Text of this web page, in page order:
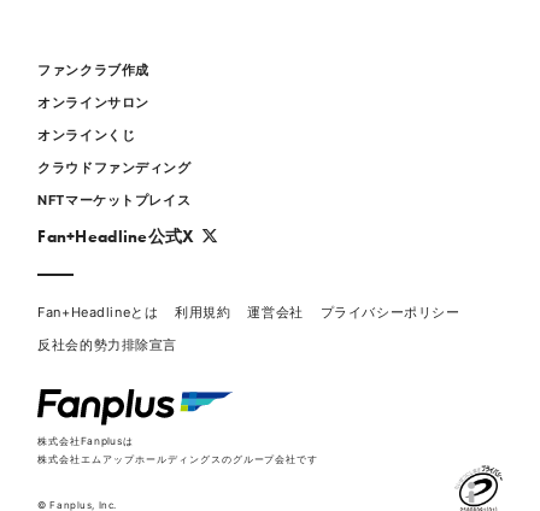
ファンクラブ作成
オンラインサロン
オンラインくじ
クラウドファンディング
NFTマーケットプレイス
Fan+Headline公式X
Fan+Headlineとは 利用規約 運営会社
プライバシーポリシー
反社会的勢力排除宣言
株式会社Fanplusは
株式会社エムアップホールディングスのグループ会社です
© Fanplus, Inc.